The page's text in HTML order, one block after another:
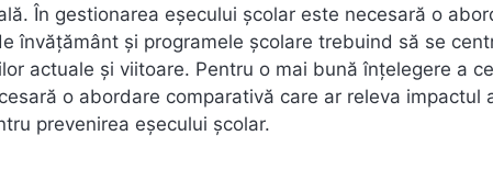
În gestionarea eșecului școlar este necesară o
învățământ și programele școlare trebuind să se
actuale și viitoare. Pentru o mai bună înțelegere a
o abordare comparativă care ar releva impactul
prevenirea eșecului școlar.